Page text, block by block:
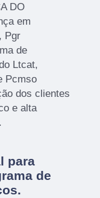
DO
em
Pgr
de
Ltcat,
Pcmso
dos clientes
e alta
para
de
.